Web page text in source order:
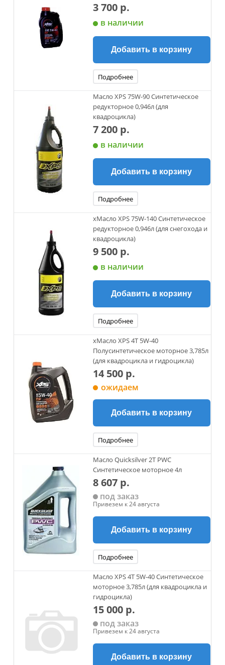
3 700 р.
в наличии
Добавить в корзину
Подробнее
Масло XPS 75W-90 Синтетическое
редукторное 0,946л (для
квадроцикла)
7 200 р.
в наличии
Добавить в корзину
Подробнее
xМасло XPS 75W-140 Синтетическое
редукторное 0,946л (для снегохода и
квадроцикла)
9 500 р.
в наличии
Добавить в корзину
Подробнее
xМасло XPS 4Т 5W-40
Полусинтетическое моторное 3,785л
(для квадроцикла и гидроцикла)
14 500 р.
ожидаем
Добавить в корзину
Подробнее
Масло Quicksilver 2Т PWC
Синтетическое моторное 4л
8 607 р.
под заказ
Привезем к 24 августа
Добавить в корзину
Подробнее
Масло XPS 4Т 5W-40 Синтетическое
моторное 3,785л (для квадроцикла и
гидроцикла)
15 000 р.
под заказ
Привезем к 24 августа
Добавить в корзину